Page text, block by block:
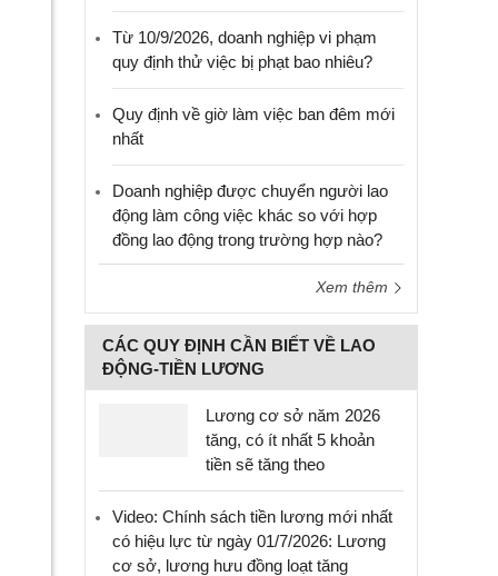
Từ 10/9/2026, doanh nghiệp vi phạm
quy định thử việc bị phạt bao nhiêu?
Quy định về giờ làm việc ban đêm mới
nhất
Doanh nghiệp được chuyển người lao
động làm công việc khác so với hợp
đồng lao động trong trường hợp nào?
Xem thêm
CÁC QUY ĐỊNH CẦN BIẾT VỀ LAO
ĐỘNG-TIỀN LƯƠNG
Lương cơ sở năm 2026
tăng, có ít nhất 5 khoản
tiền sẽ tăng theo
Video: Chính sách tiền lương mới nhất
có hiệu lực từ ngày 01/7/2026: Lương
cơ sở, lương hưu đồng loạt tăng